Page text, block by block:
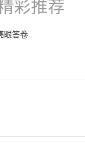
彩推荐
眼答卷